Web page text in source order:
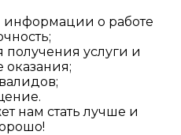
информации о работе
получения услуги и
оказания;
нам стать лучше и